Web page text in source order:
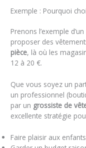
Exemple : Pourquoi
Prenons l’exemple d’un
proposer des
pièce, là où les
12 à 20 €.
Que vous soyez un
un professionnel
par un grossiste de
excellente stratégie
Faire plaisir aux